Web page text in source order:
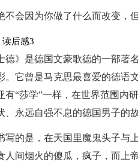
不会因为你做了什么而改变，
读后感3
德》是德国文豪歌德的一部著
。它曾是马克思最喜爱的德语
有“莎学”一样，在世界范围内
、永远自强不息的德国男子的
写的是，在天国里魔鬼头子与
人间烟火的傻瓜，疯子，而上